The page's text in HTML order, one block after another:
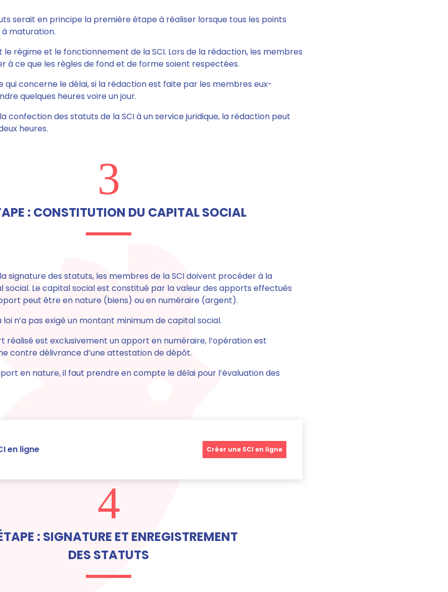
serait en principe la première étape à réaliser lorsque tous les points
maturation.
le régime et le fonctionnement de la SCI. Lors de la rédaction, les membres
à ce que les règles de fond et de forme soient respectées.
qui concerne le délai, si la rédaction est faite par les membres eux-
quelques heures voire un jour.
la confection des statuts de la SCI à un service juridique, la rédaction peut
heures.
3
: CONSTITUTION DU CAPITAL SOCIAL
signature des statuts, les membres de la SCI doivent procéder à la
social. Le capital social est constitué par la valeur des apports effectués
peut être en nature (biens) ou en numéraire (argent).
n’a pas exigé un montant minimum de capital social.
réalisé est exclusivement un apport en numéraire, l’opération est
contre délivrance d’une attestation de dépôt.
en nature, il faut prendre en compte le délai pour l’évaluation des
en ligne Créer une SCI en ligne
4
: SIGNATURE ET ENREGISTREMENT
DES STATUTS